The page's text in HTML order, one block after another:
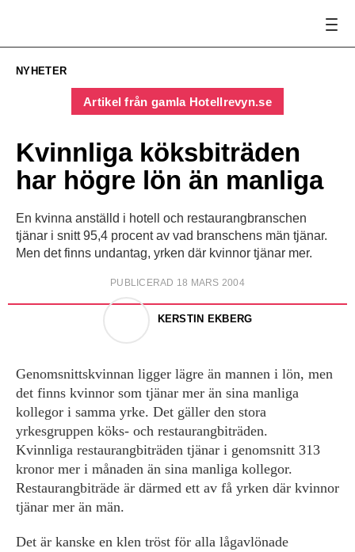
NYHETER
Artikel från gamla Hotellrevyn.se
Kvinnliga köksbiträden
har högre lön än manliga
En kvinna anställd i hotell och restaurangbranschen
tjänar i snitt 95,4 procent av vad branschens män tjänar.
Men det finns undantag, yrken där kvinnor tjänar mer.
PUBLICERAD 18 MARS 2004
KERSTIN EKBERG
Genomsnittskvinnan ligger lägre än mannen i lön, men
det finns kvinnor som tjänar mer än sina manliga
kollegor i samma yrke. Det gäller den stora
yrkesgruppen köks- och restaurangbiträden.
Kvinnliga restaurangbiträden tjänar i genomsnitt 313
kronor mer i månaden än sina manliga kollegor.
Restaurangbiträde är därmed ett av få yrken där kvinnor
tjänar mer än män.
Det är kanske en klen tröst för alla lågavlönade